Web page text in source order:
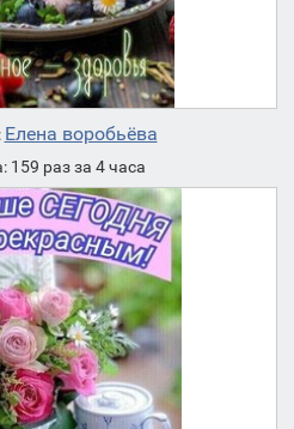
Елена воробьёва
159 раз за 4 часа